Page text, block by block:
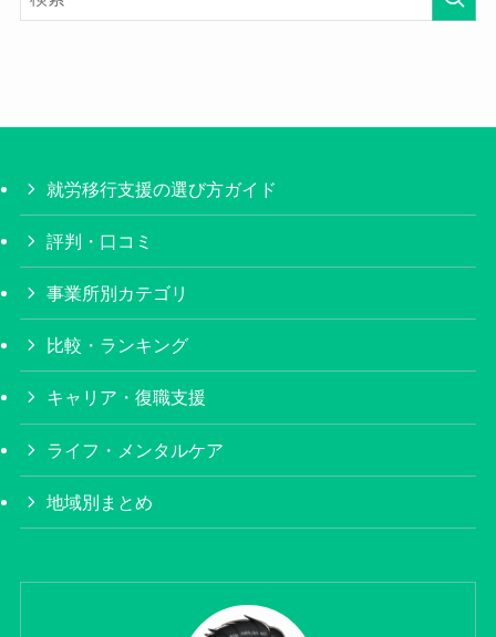
就労移行支援の選び方ガイド
評判・口コミ
事業所別カテゴリ
比較・ランキング
キャリア・復職支援
ライフ・メンタルケア
地域別まとめ